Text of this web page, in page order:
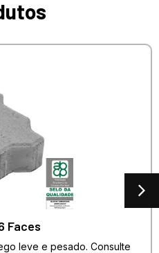
Faces
leve e pesado. Consulte